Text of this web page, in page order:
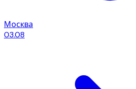
Москва
03.08